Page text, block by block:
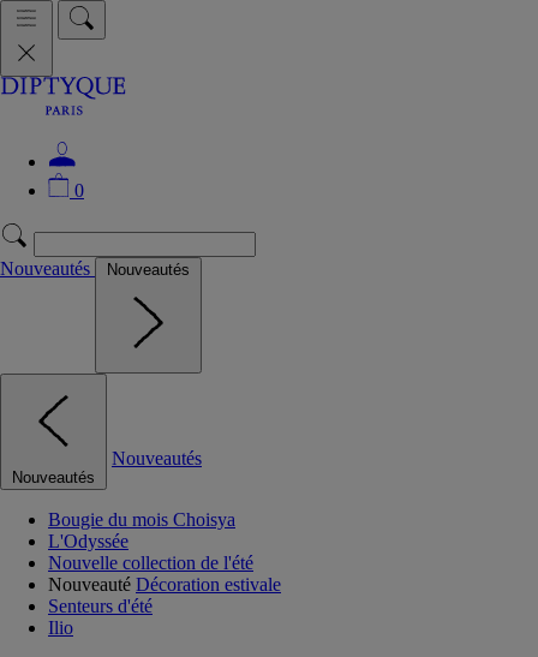
0
Nouveautés Nouveautés
Nouveautés
Nouveautés
Bougie du mois Choisya
L'Odyssée
Nouvelle collection de l'été
Nouveauté Décoration estivale
Senteurs d'été
Ilio